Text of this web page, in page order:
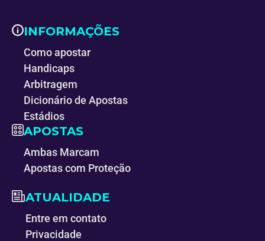
INFORMAÇÕES
Como apostar
Handicaps
Arbitragem
Dicionário de Apostas
Estádios
APOSTAS
Ambas Marcam
Apostas com Proteção
ATUALIDADE
Entre em contato
Privacidade